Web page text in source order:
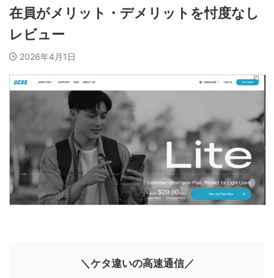
在員がメリット・デメリットを忖度なし
レビュー
2026年4月1日
＼ケタ違いの高速通信／